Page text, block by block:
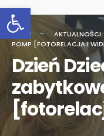
Otwórz
HOME AKTUALNOŚCI
POMP [FOTORELACJA I
Dzień